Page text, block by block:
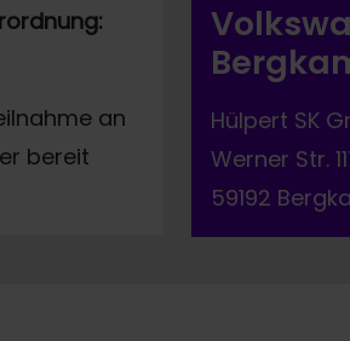
an
bereit
Hülpert SK
Werner Str.
59192